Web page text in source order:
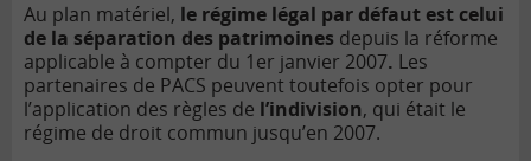
Au plan matériel, le régime légal par défaut est celui
de la séparation des patrimoines depuis la réforme
applicable à compter du 1er janvier 2007. Les
partenaires de PACS peuvent toutefois opter pour
l’application des règles de l’indivision, qui était le
régime de droit commun jusqu’en 2007.